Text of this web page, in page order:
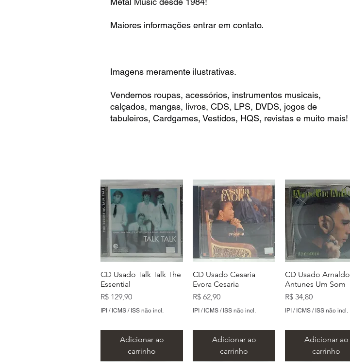
Maiores informações entrar em contato.
Imagens meramente ilustrativas.
Vendemos roupas, acessórios, instrumentos musicais,
calçados, mangas, livros, CDS, LPS, DVDS, jogos de
tabuleiros, Cardgames, Vestidos, HQS, revistas e muito mais!
CD Usado Talk Talk The
Essential
Preço
R$ 129,90
IPI / ICMS / ISS não incl.
Adicionar ao
carrinho
CD Usado Cesaria
Evora Cesaria
Preço
R$ 62,90
IPI / ICMS / ISS não incl.
Adicionar ao
carrinho
CD Usado Arnaldo
Antunes Um Som
Preço
R$ 34,80
IPI / ICMS / ISS não incl.
Adicionar ao
carrinho